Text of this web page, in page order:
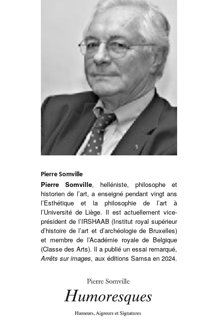
Pierre Somville
Pierre Somville, helléniste, philosophe et
historien de l’art, a enseigné pendant vingt ans
l’Esthétique et la philosophie de l’art à
l’Université de Liège. Il est actuellement vice-
président de l’IRSHAAB (Institut royal supérieur
d’histoire de l’art et d’archéologie de Bruxelles)
et membre de l’Académie royale de Belgique
(Classe des Arts). Il a publié un essai remarqué,
Arrêts sur images, aux éditions Samsa en 2024.